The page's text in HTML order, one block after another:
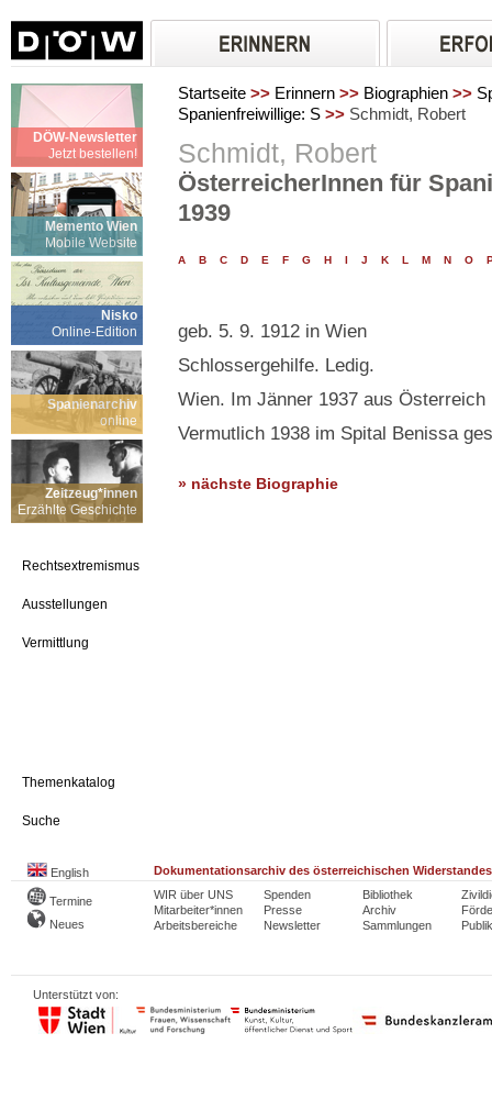
DÖW-Newsletter
Jetzt bestellen!
Memento Wien
Mobile Website
Nisko
Online-Edition
Spanienarchiv
online
Zeitzeug*innen
Erzählte Geschichte
Rechtsextremismus
Ausstellungen
Vermittlung
Themenkatalog
Suche
Startseite >> Erinnern >> Biographien >>
Spanienfreiwillige: S >> Schmidt, Robert
Schmidt, Robert
ÖsterreicherInnen für
1939
A B C D E F G H I J K L M N O
geb. 5. 9. 1912 in Wien
Schlossergehilfe. Ledig.
Wien. Im Jänner 1937 aus Österreich
Vermutlich 1938 im Spital Benissa
» nächste Biographie
English Dokumentationsarchiv des österreichischen Widerstandes
Termine
Neues
WIR über UNS
Mitarbeiter*innen
Arbeitsbereiche
Spenden
Presse
Newsletter
Bibliothek
Archiv
Sammlungen
Unterstützt von: